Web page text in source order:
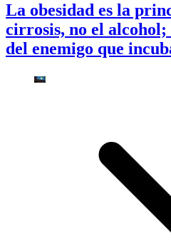
La obesidad es la
cirrosis, no el
del enemigo que